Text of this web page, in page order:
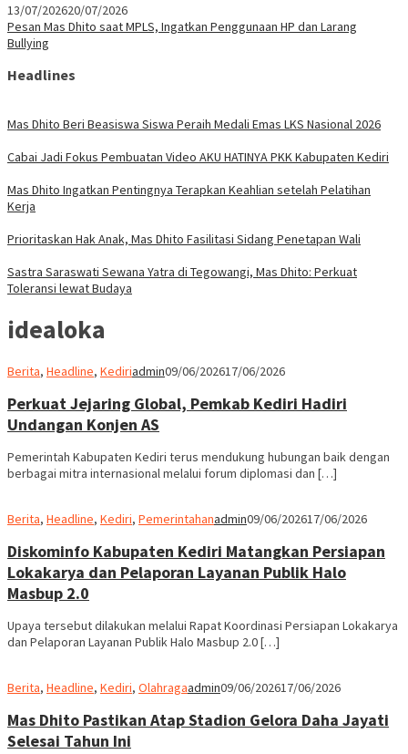
13/07/202620/07/2026
Pesan Mas Dhito saat MPLS, Ingatkan Penggunaan HP dan Larang
Bullying
Headlines
Mas Dhito Beri Beasiswa Siswa Peraih Medali Emas LKS Nasional 2026
Cabai Jadi Fokus Pembuatan Video AKU HATINYA PKK Kabupaten Kediri
Mas Dhito Ingatkan Pentingnya Terapkan Keahlian setelah Pelatihan
Kerja
Prioritaskan Hak Anak, Mas Dhito Fasilitasi Sidang Penetapan Wali
Sastra Saraswati Sewana Yatra di Tegowangi, Mas Dhito: Perkuat
Toleransi lewat Budaya
idealoka
Berita, Headline, Kediriadmin09/06/202617/06/2026
Perkuat Jejaring Global, Pemkab Kediri Hadiri
Undangan Konjen AS
Pemerintah Kabupaten Kediri terus mendukung hubungan baik dengan
berbagai mitra internasional melalui forum diplomasi dan […]
Berita, Headline, Kediri, Pemerintahanadmin09/06/202617/06/2026
Diskominfo Kabupaten Kediri Matangkan Persiapan
Lokakarya dan Pelaporan Layanan Publik Halo
Masbup 2.0
Upaya tersebut dilakukan melalui Rapat Koordinasi Persiapan Lokakarya
dan Pelaporan Layanan Publik Halo Masbup 2.0 […]
Berita, Headline, Kediri, Olahragaadmin09/06/202617/06/2026
Mas Dhito Pastikan Atap Stadion Gelora Daha Jayati
Selesai Tahun Ini